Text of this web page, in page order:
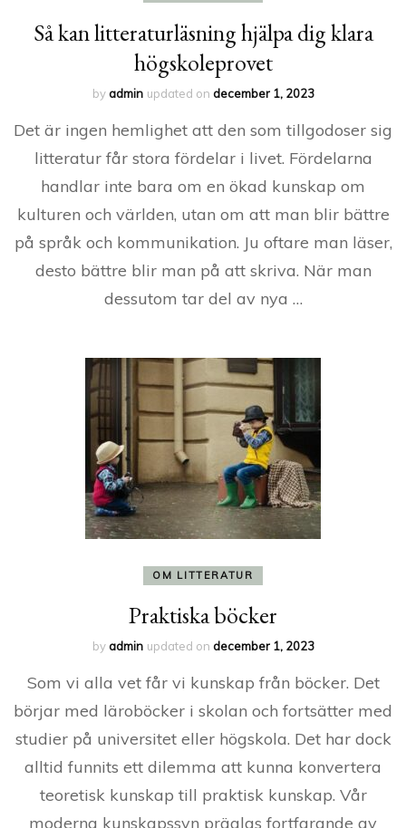
Så kan litteraturläsning hjälpa dig klara
högskoleprovet
byadmin updated on december 1, 2023
Det är ingen hemlighet att den som tillgodoser sig
litteratur får stora fördelar i livet. Fördelarna
handlar inte bara om en ökad kunskap om
kulturen och världen, utan om att man blir bättre
på språk och kommunikation. Ju oftare man läser,
desto bättre blir man på att skriva. När man
dessutom tar del av nya …
OM LITTERATUR
Praktiska böcker
byadmin updated on december 1, 2023
Som vi alla vet får vi kunskap från böcker. Det
börjar med läroböcker i skolan och fortsätter med
studier på universitet eller högskola. Det har dock
alltid funnits ett dilemma att kunna konvertera
teoretisk kunskap till praktisk kunskap. Vår
moderna kunskapssyn präglas fortfarande av